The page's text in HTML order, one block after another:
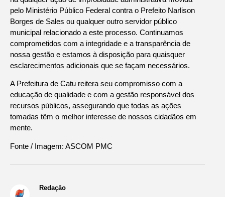
pelo Ministério Público Federal contra o Prefeito Narlison
Borges de Sales ou qualquer outro servidor público
municipal relacionado a este processo. Continuamos
comprometidos com a integridade e a transparência de
nossa gestão e estamos à disposição para quaisquer
esclarecimentos adicionais que se façam necessários.
A Prefeitura de Catu reitera seu compromisso com a
educação de qualidade e com a gestão responsável dos
recursos públicos, assegurando que todas as ações
tomadas têm o melhor interesse de nossos cidadãos em
mente.
Fonte / Imagem: ASCOM PMC
Redação